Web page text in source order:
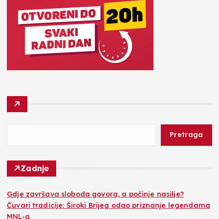
Pretraga
Zadnje
Gdje završava sloboda govora, a počinje nasilje?
Čuvari tradicije: Široki Brijeg odao priznanje legendama
MNL-a